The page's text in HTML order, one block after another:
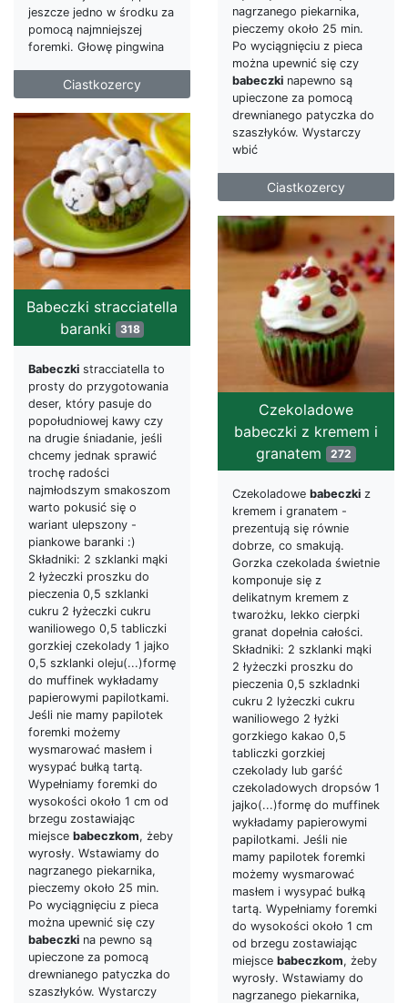
jeszcze jedno w środku za
pomocą najmniejszej
foremki. Głowę pingwina
Ciastkozercy
nagrzanego piekarnika,
pieczemy około 25 min.
Po wyciągnięciu z pieca
można upewnić się czy
babeczki napewno są
upieczone za pomocą
drewnianego patyczka do
szaszłyków. Wystarczy
wbić
Ciastkozercy
Babeczki stracciatella
baranki
318
Babeczki stracciatella to
prosty do przygotowania
deser, który pasuje do
popołudniowej kawy czy
na drugie śniadanie, jeśli
chcemy jednak sprawić
trochę radości
najmłodszym smakoszom
warto pokusić się o
wariant ulepszony -
piankowe baranki :)
Składniki: 2 szklanki mąki
2 łyżeczki proszku do
pieczenia 0,5 szklanki
cukru 2 łyżeczki cukru
waniliowego 0,5 tabliczki
gorzkiej czekolady 1 jajko
0,5 szklanki oleju(...)formę
do muffinek wykładamy
papierowymi papilotkami.
Jeśli nie mamy papilotek
foremki możemy
wysmarować masłem i
wysypać bułką tartą.
Wypełniamy foremki do
wysokości około 1 cm od
brzegu zostawiając
miejsce babeczkom, żeby
wyrosły. Wstawiamy do
nagrzanego piekarnika,
pieczemy około 25 min.
Po wyciągnięciu z pieca
można upewnić się czy
babeczki na pewno są
upieczone za pomocą
drewnianego patyczka do
szaszłyków. Wystarczy
Czekoladowe
babeczki z kremem i
granatem 272
Czekoladowe babeczki z
kremem i granatem -
prezentują się równie
dobrze, co smakują.
Gorzka czekolada świetnie
komponuje się z
delikatnym kremem z
twarożku, lekko cierpki
granat dopełnia całości.
Składniki: 2 szklanki mąki
2 łyżeczki proszku do
pieczenia 0,5 szkladnki
cukru 2 lyżeczki cukru
waniliowego 2 łyżki
gorzkiego kakao 0,5
tabliczki gorzkiej
czekolady lub garść
czekoladowych dropsów 1
jajko(...)formę do muffinek
wykładamy papierowymi
papilotkami. Jeśli nie
mamy papilotek foremki
możemy wysmarować
masłem i wysypać bułką
tartą. Wypełniamy foremki
do wysokości około 1 cm
od brzegu zostawiając
miejsce babeczkom, żeby
wyrosły. Wstawiamy do
nagrzanego piekarnika,